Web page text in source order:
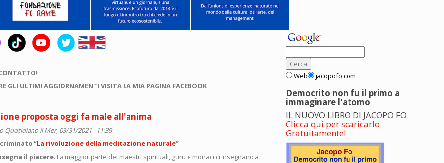
GLI ULTIMI AGGIORNAMENTI VISITA LA MIA PAGINA FACEBOOK
proposta oggi fa male all'anima
Quotidiano il Mer, 03/31/2021 - 11:39
“La rivoluzione della meditazione naturale”
il piacere. La maggior parte dei maestri spirituali, guru e monaci ci insegnano a
Web jacopofo.com
Democrito non fu il primo a
immaginare l'atomo
IL NUOVO LIBRO DI JACOPO FO
Clicca qui per scaricarlo
Gratuitamente!